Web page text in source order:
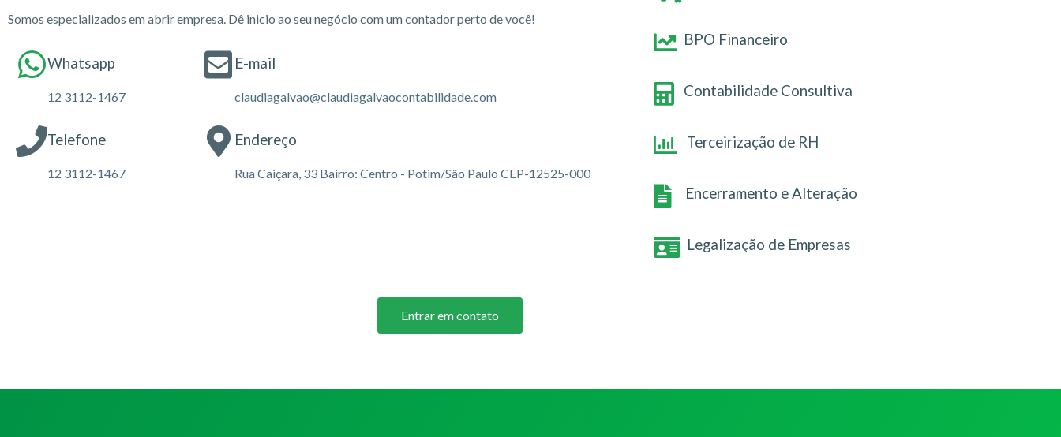
Somos especializados em abrir empresa. Dê inicio ao seu negócio com um contador perto de você!
Whatsapp
12 3112-1467
Telefone
12 3112-1467
E-mail
claudiagalvao@claudiagalvaocontabilidade.com
Endereço
Rua Caiçara, 33 Bairro: Centro - Potim/São Paulo CEP-12525-000
BPO Financeiro
Contabilidade Consultiva
Terceirização de RH
Encerramento e Alteração
Legalização de Empresas
Entrar em contato